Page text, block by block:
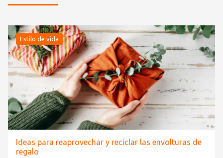
Estilo de vida
Ideas para reaprovechar y reciclar las envolturas de
regalo